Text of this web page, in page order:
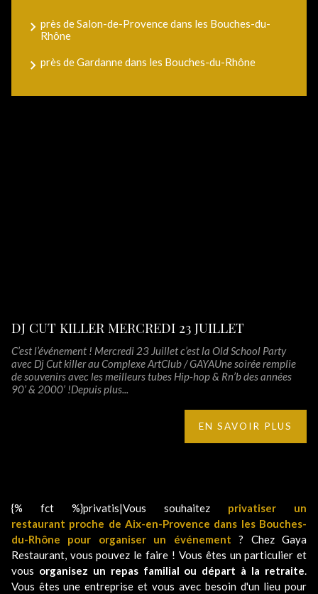
près de Salon-de-Provence dans les Bouches-du-
Rhône
près de Gardanne dans les Bouches-du-Rhône
DJ CUT KILLER MERCREDI 23 JUILLET
C’est l’événement ! Mercredi 23 Juillet c’est la Old School Party
avec Dj Cut killer au Complexe ArtClub / GAYAUne soirée remplie
de souvenirs avec les meilleurs tubes Hip-hop & Rn’b des années
90’ & 2000’ !Depuis plus...
EN SAVOIR PLUS
{% fct %}privatis|Vous souhaitez privatiser un
restaurant proche de Aix-en-Provence dans les Bouches-
du-Rhône pour organiser un événement ? Chez Gaya
Restaurant, vous pouvez le faire ! Vous êtes un particulier et
vous organisez un repas familial ou départ à la retraite
Vous êtes une entreprise et vous avec besoin d'un lieu pour